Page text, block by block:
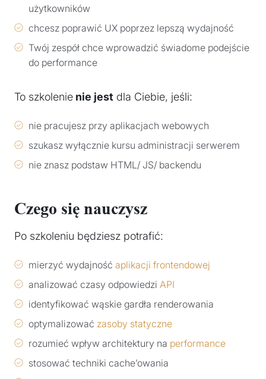
użytkowników
chcesz poprawić UX poprzez lepszą wydajność
Twój zespół chce wprowadzić świadome podejście
do performance
To szkolenie nie jest dla Ciebie, jeśli:
nie pracujesz przy aplikacjach webowych
szukasz wyłącznie kursu administracji serwerem
nie znasz podstaw HTML/ JS/ backendu
Czego się nauczysz
Po szkoleniu będziesz potrafić:
mierzyć wydajność aplikacji frontendowej
analizować czasy odpowiedzi API
identyfikować wąskie gardła renderowania
optymalizować zasoby statyczne
rozumieć wpływ architektury na performance
stosować techniki cache’owania